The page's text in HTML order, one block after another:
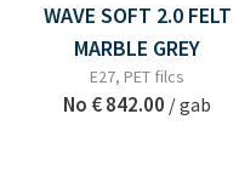
WAVE SOFT 2.0 FELT
MARBLE GREY
E27, PET filcs
No € 842.00 / gab